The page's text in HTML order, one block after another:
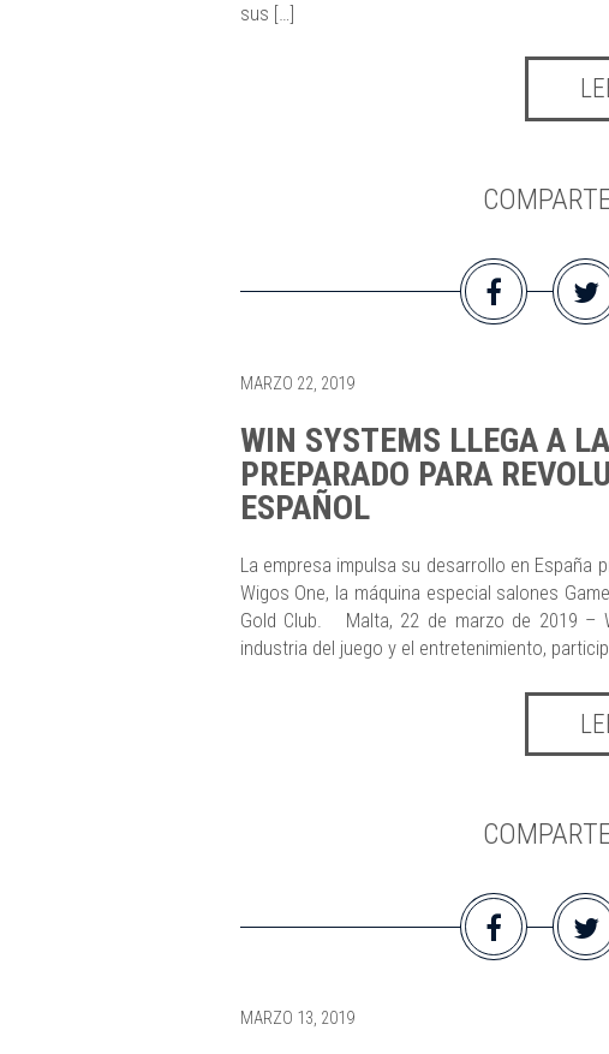
sus […]
MARZO 22, 2019
WIN SYSTEMS LLEGA A
PREPARADO PARA
ESPAÑOL
La empresa impulsa su desarrollo en
Wigos One, la máquina especial salones
Gold Club. Malta, 22 de marzo de 2019 –
industria del juego y el entretenimiento,
MARZO 13, 2019